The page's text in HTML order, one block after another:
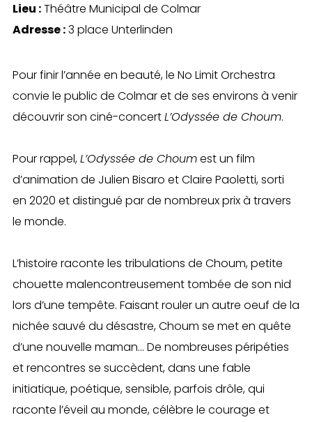
Lieu :Théâtre Municipal de Colmar
Adresse :3 place Unterlinden
Pour finir l’année en beauté, le No Limit Orchestra
convie le public de Colmar et de ses environs à venir
découvrir son ciné-concertL’Odyssée de Choum.
Pour rappel,L’Odyssée de Choumest un film
d’animation de Julien Bisaro et Claire Paoletti, sorti
en 2020 et distingué par de nombreux prix à travers
le monde.
L’histoire raconte les tribulations de Choum, petite
chouette malencontreusement tombée de son nid
lors d’une tempête. Faisant rouler un autre oeuf de la
nichée sauvé du désastre, Choum se met en quête
d’une nouvelle maman… De nombreuses péripéties
et rencontres se succèdent, dans une fable
initiatique, poétique, sensible, parfois drôle, qui
raconte l’éveil au monde, célèbre le courage et